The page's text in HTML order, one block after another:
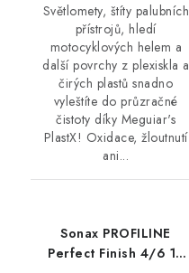
Světlomety, štíty palubních
přístrojů, hledí
motocyklových helem a
další povrchy z plexiskla a
čirých plastů snadno
vyleštíte do průzračné
čistoty díky Meguiar's
PlastX! Oxidace, žloutnutí
ani...
Sonax PROFILINE
Perfect Finish 4/6 1L